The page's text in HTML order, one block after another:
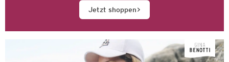
Jetzt shoppen